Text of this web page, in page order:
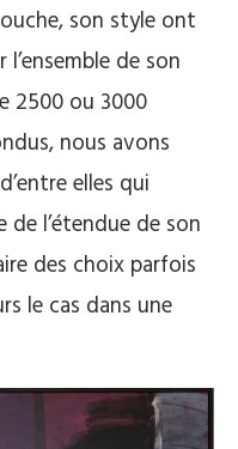
son style ont
de son
2500 ou 3000
nous avons
elles qui
l’étendue de son
des choix parfois
le cas dans une